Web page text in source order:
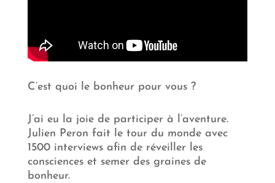
C’est quoi le bonheur pour vous ?
J’ai eu la joie de participer à l’aventure.
Julien Peron fait le tour du monde avec
1500 interviews afin de réveiller les
consciences et semer des graines de
bonheur.